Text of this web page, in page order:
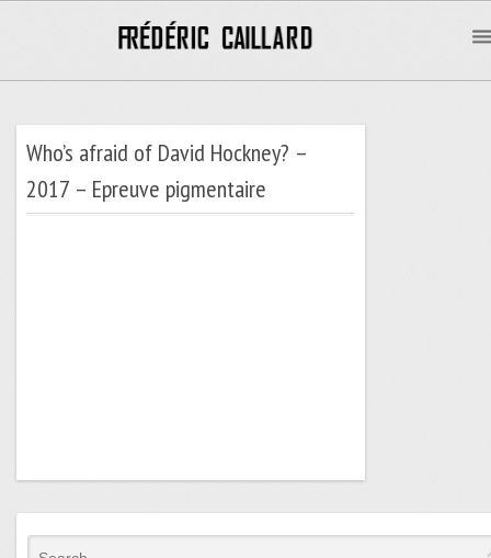
Who’s afraid of David Hockney? –
2017 – Epreuve pigmentaire